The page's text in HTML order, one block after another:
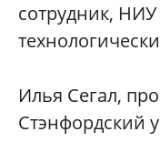
сотрудник,
Илья Сегал,
Стэнфордский